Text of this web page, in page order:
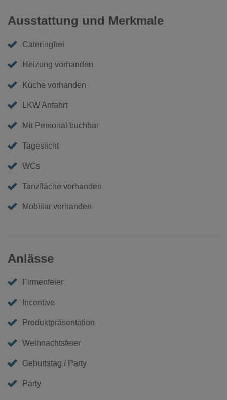
Ausstattung und Merkmale
Cateringfrei
Heizung vorhanden
Küche vorhanden
LKW Anfahrt
Mit Personal buchbar
Tageslicht
WCs
Tanzfläche vorhanden
Mobiliar vorhanden
Anlässe
Firmenfeier
Incentive
Produktpräsentation
Weihnachtsfeier
Geburtstag / Party
Party